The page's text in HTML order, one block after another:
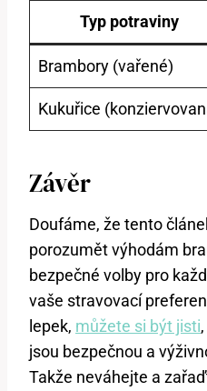
Typ potraviny
Brambory (vařené)
Kukuřice
Závěr
Doufáme, že tento
porozumět výhodám
bezpečné volby pro
vaše stravovací
lepek, můžete si být jisti
jsou bezpečnou a
Takže neváhejte a